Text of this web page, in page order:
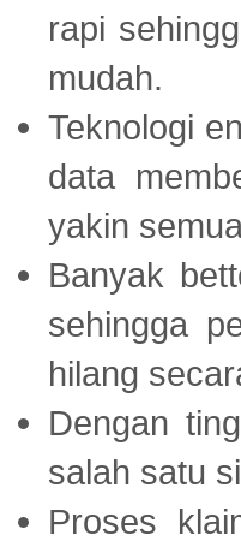
rapi
mudah.
Teknologi
data
yakin
Banyak
sehingga
hilang
Dengan
salah satu
Proses